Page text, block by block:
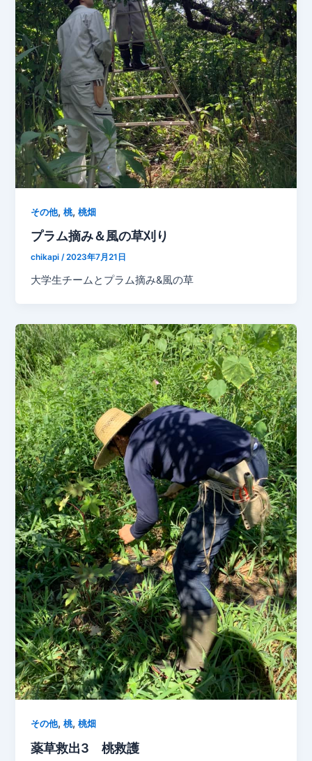
その他,桃,桃畑
プラム摘み＆風の草刈り
chikapi/2023年7月21日
大学生チームとプラム摘み&風の草
その他,桃,桃畑
薬草救出3 桃救護